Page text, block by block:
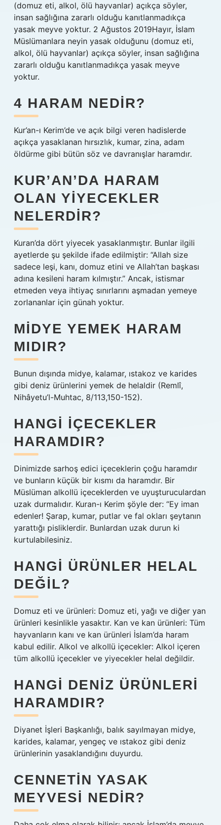
(domuz eti, alkol, ölü hayvanlar) açıkça söyler,
insan sağlığına zararlı olduğu kanıtlanmadıkça
yasak meyve yoktur. 2 Ağustos 2019Hayır, İslam
Müslümanlara neyin yasak olduğunu (domuz eti,
alkol, ölü hayvanlar) açıkça söyler, insan sağlığına
zararlı olduğu kanıtlanmadıkça yasak meyve
yoktur.
4 HARAM NEDIR?
Kur’an-ı Kerim’de ve açık bilgi veren hadislerde
açıkça yasaklanan hırsızlık, kumar, zina, adam
öldürme gibi bütün söz ve davranışlar haramdır.
KUR’AN’DA HARAM
OLAN YIYECEKLER
NELERDIR?
Kuran’da dört yiyecek yasaklanmıştır. Bunlar ilgili
ayetlerde şu şekilde ifade edilmiştir: “Allah size
sadece leşi, kanı, domuz etini ve Allah’tan başkası
adına kesileni haram kılmıştır.” Ancak, istismar
etmeden veya ihtiyaç sınırlarını aşmadan yemeye
zorlananlar için günah yoktur.
MIDYE YEMEK HARAM
MIDIR?
Bunun dışında midye, kalamar, ıstakoz ve karides
gibi deniz ürünlerini yemek de helaldir (Remlî,
Nihâyetu’l-Muhtac, 8/113,150-152).
HANGI IÇECEKLER
HARAMDIR?
Dinimizde sarhoş edici içeceklerin çoğu haramdır
ve bunların küçük bir kısmı da haramdır. Bir
Müslüman alkollü içeceklerden ve uyuşturuculardan
uzak durmalıdır. Kuran-ı Kerim şöyle der: “Ey iman
edenler! Şarap, kumar, putlar ve fal okları şeytanın
yarattığı pisliklerdir. Bunlardan uzak durun ki
kurtulabilesiniz.
HANGI ÜRÜNLER HELAL
DEĞIL?
Domuz eti ve ürünleri: Domuz eti, yağı ve diğer yan
ürünleri kesinlikle yasaktır. Kan ve kan ürünleri: Tüm
hayvanların kanı ve kan ürünleri İslam’da haram
kabul edilir. Alkol ve alkollü içecekler: Alkol içeren
tüm alkollü içecekler ve yiyecekler helal değildir.
HANGI DENIZ ÜRÜNLERI
HARAMDIR?
Diyanet İşleri Başkanlığı, balık sayılmayan midye,
karides, kalamar, yengeç ve ıstakoz gibi deniz
ürünlerinin yasaklandığını duyurdu.
CENNETIN YASAK
MEYVESI NEDIR?